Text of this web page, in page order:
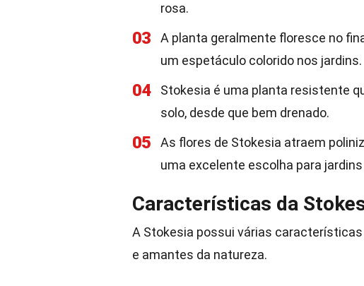
rosa.
03
A planta geralmente floresce no
um espetáculo colorido nos jardins.
04
Stokesia é uma planta resistente
solo, desde que bem drenado.
05
As flores de Stokesia atraem
uma excelente escolha para
Características da
A Stokesia possui várias
e amantes da natureza.